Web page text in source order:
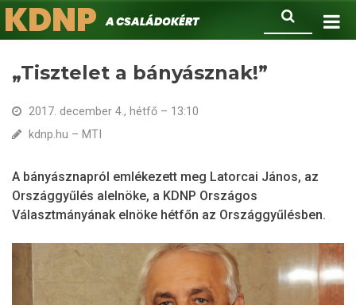
Ugrás
a
Keresés
KDNPA családokért.
„Tisztelet a bányásznak!”
2017. december 4., hétfő – 13:10
kdnp.hu – MTI
A bányásznapról emlékezett meg Latorcai János, az
Országgyűlés alelnöke, a KDNP Országos
Választmányának elnöke hétfőn az Országgyűlésben.